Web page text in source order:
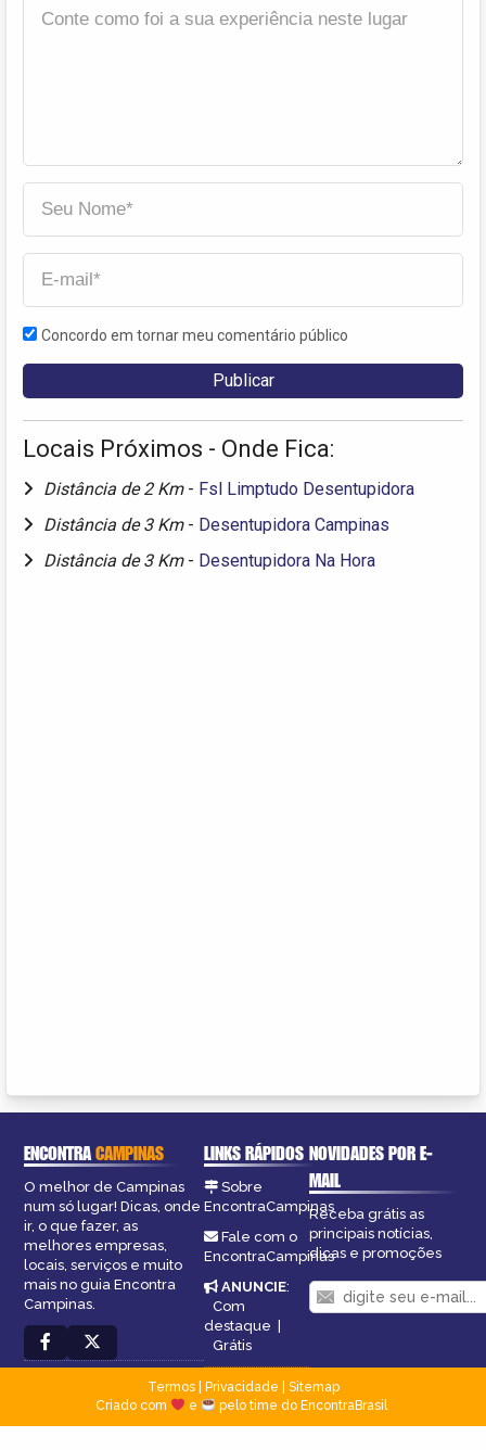
Concordo em tornar meu comentário público
Locais Próximos - Onde Fica:
Distância de 2 Km - Fsl Limptudo Desentupidora
Distância de 3 Km - Desentupidora Campinas
Distância de 3 Km - Desentupidora Na Hora
ENCONTRACAMPINAS
O melhor de Campinas
num só lugar! Dicas, onde
ir, o que fazer, as
melhores empresas,
locais, serviços e muito
mais no guia Encontra
Campinas.
LINKS RÁPIDOS
Sobre
EncontraCampinas
Fale com o
EncontraCampinas
ANUNCIE:
Com
destaque |
Grátis
NOVIDADES POR E-
MAIL
Receba grátis as
principais notícias,
dicas e promoções
Termos| Privacidade
Sitemap
Criado com
e pelo time do EncontraBrasil